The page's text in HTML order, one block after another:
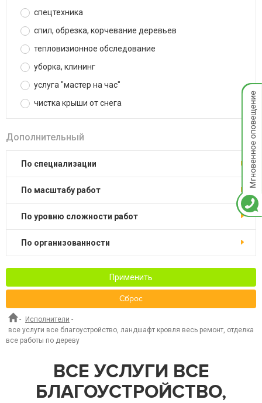
спецтехника
спил, обрезка, корчевание деревьев
тепловизионное обследование
уборка, клининг
услуга "мастер на час"
чистка крыши от снега
Дополнительный
по специализации
по масштабу работ
по уровню сложности работ
по организованности
Применить
Сброс
- Исполнители -
все услуги все благоустройство, ландшафт кровля весь ремонт, отделка
все работы по дереву
ВСЕ УСЛУГИ ВСЕ
БЛАГОУСТРОЙСТВО,